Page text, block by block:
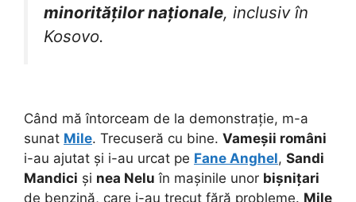
minorităților naționale, inclusiv în
Kosovo.
Când mă întorceam de la demonstrație, m-a
sunat Mile. Trecuseră cu bine. Vameșii români
i-au ajutat și i-au urcat pe Fane Anghel, Sandi
Mandici și nea Nelu în mașinile unor bișnițari
de benzină, care i-au trecut fără probleme. Mile